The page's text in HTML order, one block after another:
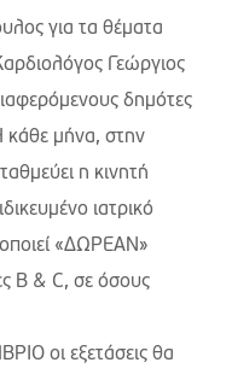
για τα θέματα
Γεώργιος
δημότες
κάθε μήνα, στην
η κινητή
ιατρικό
«ΔΩΡΕΑΝ»
B & C, σε όσους
οι εξετάσεις θα